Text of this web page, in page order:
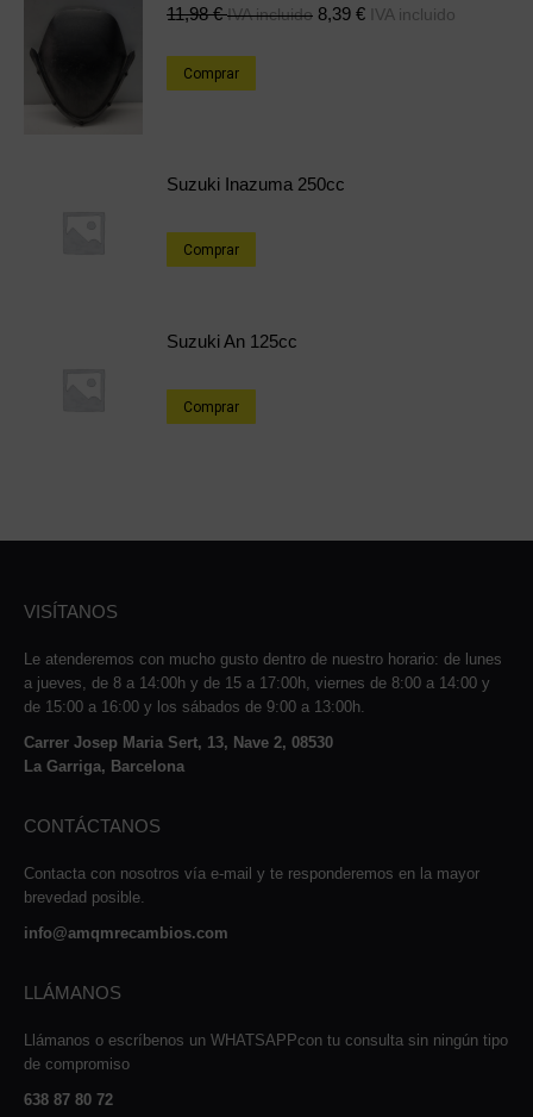
11,98€ IVA incluido 8,39 € IVA incluido
Comprar
Suzuki Inazuma 250cc
Comprar
Suzuki An 125cc
Comprar
VISÍTANOS
Le atenderemos con mucho gusto dentro de nuestro horario: de lunes
a jueves, de 8 a 14:00h y de 15 a 17:00h, viernes de 8:00 a 14:00 y
de 15:00 a 16:00 y los sábados de 9:00 a 13:00h.
Carrer Josep Maria Sert, 13, Nave 2, 08530
La Garriga, Barcelona
CONTÁCTANOS
Contacta con nosotros vía e-mail y te responderemos en la mayor
brevedad posible.
info@amqmrecambios.com
LLÁMANOS
Llámanos o escríbenos un WHATSAPPcon tu consulta sin ningún tipo
de compromiso
638 87 80 72